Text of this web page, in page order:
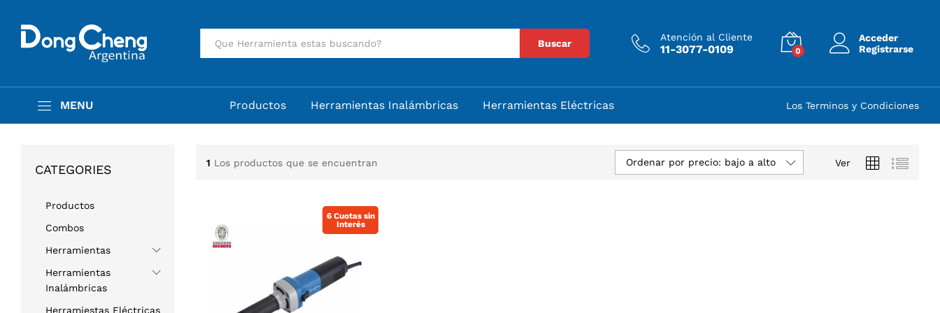
Todas Buscar
Atención al Cliente
11-3077-0109 0
Acceder
Registrarse
MENU Productos Herramientas Inalámbricas Herramientas Eléctricas Los Terminos y Condiciones
1 Los productos que se encuentran Ver
Ordenar por precio: bajo a alto
6 Cuotas sin
Interés
CATEGORIES
Productos
Combos
Herramientas
Herramientas
Inalámbricas
Herramiestas Eléctricas